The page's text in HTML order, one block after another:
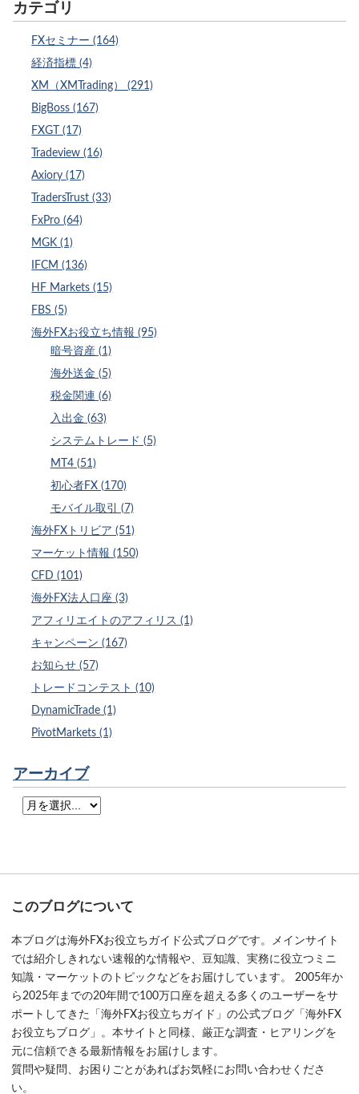
カテゴリ
FXセミナー (164)
経済指標 (4)
XM（XMTrading） (291)
BigBoss (167)
FXGT (17)
Tradeview (16)
Axiory (17)
TradersTrust (33)
FxPro (64)
MGK (1)
IFCM (136)
HF Markets (15)
FBS (5)
海外FXお役立ち情報 (95)
暗号資産 (1)
海外送金 (5)
税金関連 (6)
入出金 (63)
システムトレード (5)
MT4 (51)
初心者FX (170)
モバイル取引 (7)
海外FXトリビア (51)
マーケット情報 (150)
CFD (101)
海外FX法人口座 (3)
アフィリエイトのアフィリス (1)
キャンペーン (167)
お知らせ (57)
トレードコンテスト (10)
DynamicTrade (1)
PivotMarkets (1)
アーカイブ
このブログについて
本ブログは海外FXお役立ちガイド公式ブログです。メインサイト
では紹介しきれない速報的な情報や、豆知識、実務に役立つミニ
知識・マーケットのトピックなどをお届けしています。 2005年か
ら2025年までの20年間で100万口座を超える多くのユーザーをサ
ポートしてきた「海外FXお役立ちガイド」の公式ブログ「海外FX
お役立ちブログ」。本サイトと同様、厳正な調査・ヒアリングを
元に信頼できる最新情報をお届けします。
質問や疑問、お困りごとがあればお気軽にお問い合わせくださ
い。